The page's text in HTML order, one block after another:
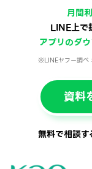
月間
LINE上で
アプリのダ
LINEヤフー調
資料
無料で相談す